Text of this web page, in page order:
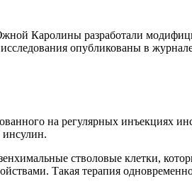
Каролины разработали
опубликованы в
на регулярных инъекциях
стволовые клетки,
Такая терапия